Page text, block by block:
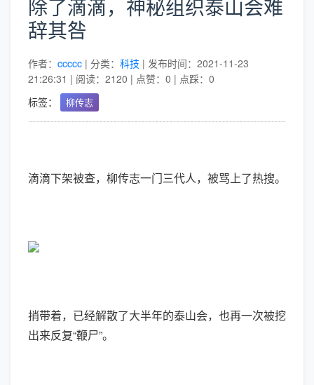
除了滴滴，神秘组织泰山会难
辞其咎
作者： ccccc | 分类： 科技 | 发布时间：2021-11-23
21:26:31 | 阅读：2120 | 点赞：0 | 点踩：0
标签：
柳传志
滴滴下架被查，柳传志一门三代人，被骂上了热搜。
捎带着，已经解散了大半年的泰山会，也再一次被挖
出来反复“鞭尸”。